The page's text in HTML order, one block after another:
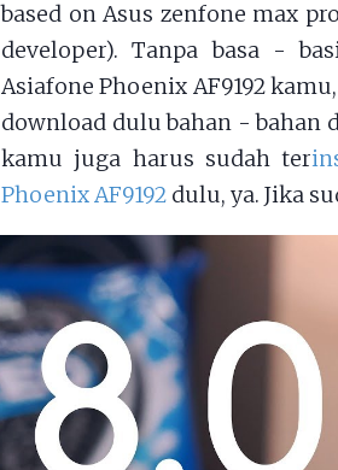
based on Asus zenfone max
developer). Tanpa basa -
Asiafone Phoenix AF9192
download dulu bahan - bahan
kamu juga harus sudah ter
Phoenix AF9192 dulu, ya. Jika